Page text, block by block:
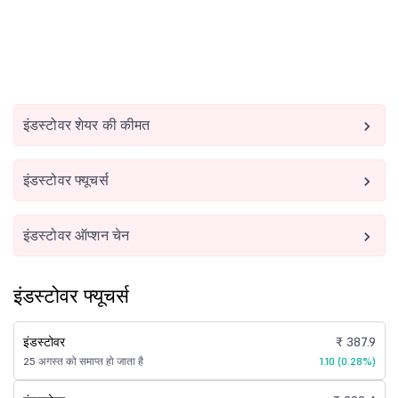
इंडस्टोवर शेयर की कीमत
इंडस्टोवर फ्यूचर्स
इंडस्टोवर ऑप्शन चेन
इंडस्टोवर फ्यूचर्स
इंडस्टोवर
25 अगस्त को समाप्त हो जाता है
₹ 387.9
1.10 (0.28%)